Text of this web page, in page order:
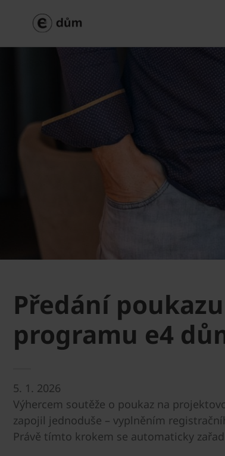
Předání
programu e4
5. 1. 2026
Výhercem soutěže o poukaz na
zapojil jednoduše – vyplněním
Právě tímto krokem se automaticky